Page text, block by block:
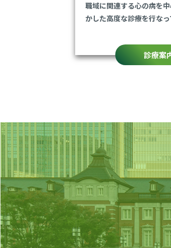
職域に関連する心の病を
かした高度な診療を行なっ
診療案